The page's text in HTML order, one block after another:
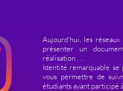
Aujourd'hui, les
présenter un
réalisation . . .
Identité remarquable se
vous permettre de
étudiants ayant participé